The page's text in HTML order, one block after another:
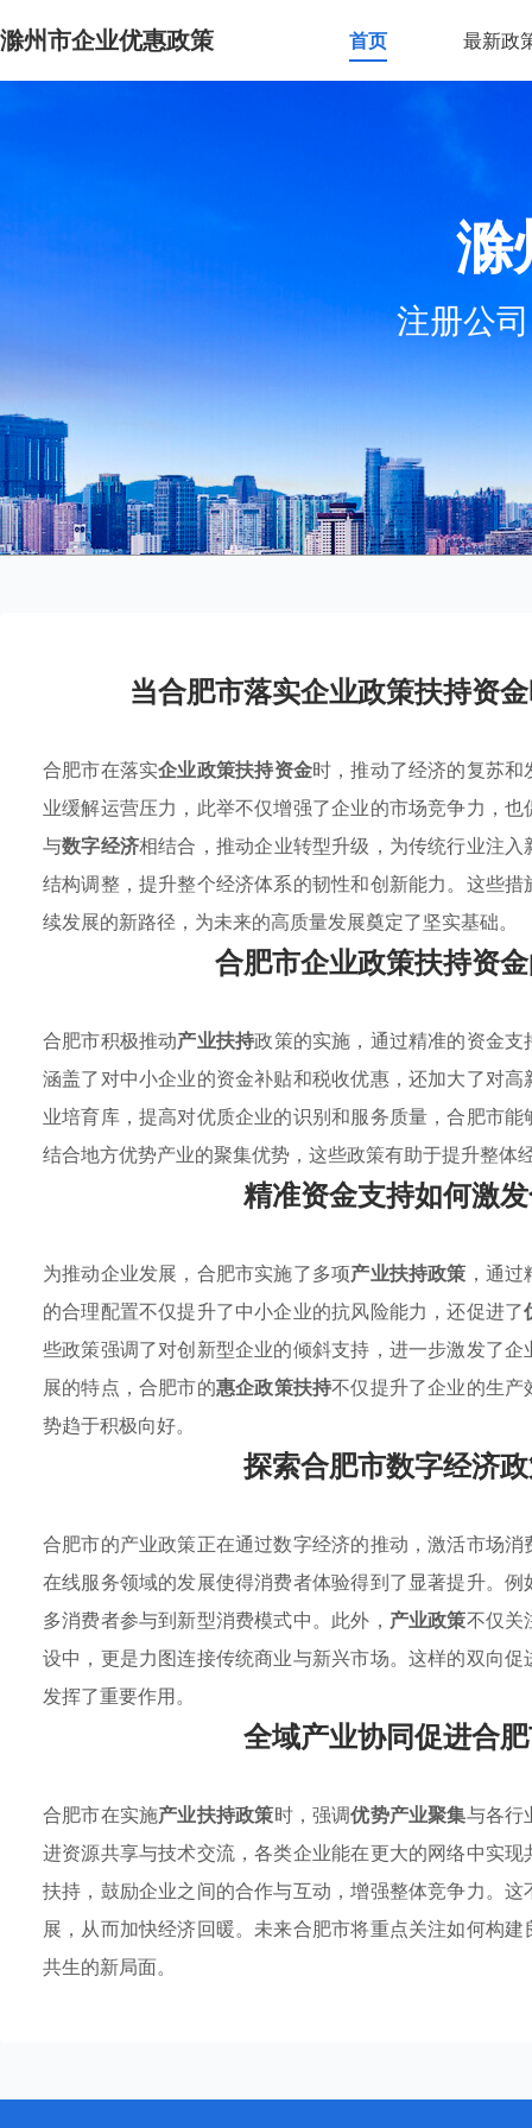
滁州市企业优惠政策 首页 最新政
滁
注册公
当合肥市落实企业政策扶持资
合肥市在落实企业政策扶持资金时，推动了经济的复苏
业缓解运营压力，此举不仅增强了企业的市场竞争力，
与数字经济相结合，推动企业转型升级，为传统行业注
结构调整，提升整个经济体系的韧性和创新能力。这些
续发展的新路径，为未来的高质量发展奠定了坚实基础。
合肥市企业政策扶持资
合肥市积极推动产业扶持政策的实施，通过精准的资金
涵盖了对中小企业的资金补贴和税收优惠，还加大了对
业培育库，提高对优质企业的识别和服务质量，合肥市
结合地方优势产业的聚集优势，这些政策有助于提升整
精准资金支持如何激
为推动企业发展，合肥市实施了多项产业扶持政策 ，通
的合理配置不仅提升了中小企业的抗风险能力，还促进了
些政策强调了对创新型企业的倾斜支持，进一步激发了
展的特点，合肥市的惠企政策扶持不仅提升了企业的生
势趋于积极向好。
探索合肥市数字经济
合肥市的产业政策正在通过数字经济的推动，激活市场
在线服务领域的发展使得消费者体验得到了显著提升。
多消费者参与到新型消费模式中。此外， 产业政策不仅关
设中，更是力图连接传统商业与新兴市场。这样的双向
发挥了重要作用。
全域产业协同促进合
合肥市在实施产业扶持政策时，强调优势产业聚集与各行
进资源共享与技术交流，各类企业能在更大的网络中实
扶持，鼓励企业之间的合作与互动，增强整体竞争力。
展，从而加快经济回暖。未来合肥市将重点关注如何构
共生的新局面。